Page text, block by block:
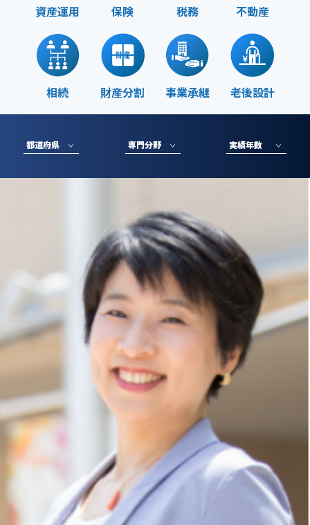
資産運用 保険 税務 不動産
相続 財産分割 事業承継 老後設計